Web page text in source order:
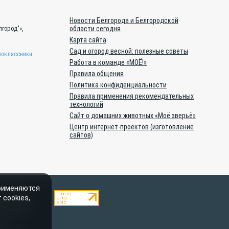
Новости Белгорода и Белгородской
области сегодня
Карта сайта
Сад и огород весной: полезные советы
Работа в команде «МОЁ!»
Правила общения
Политика конфиденциальности
Правила применения рекомендательных
технологий
Сайт о домашних животных «Моё зверьё»
Центр интернет-проектов (изготовление
сайтов)
о
cookies,